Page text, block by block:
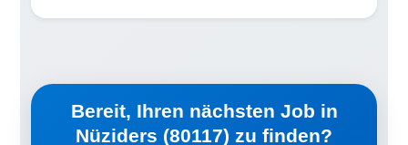
Bereit, Ihren nächsten Job in
Nüziders (80117) zu finden?